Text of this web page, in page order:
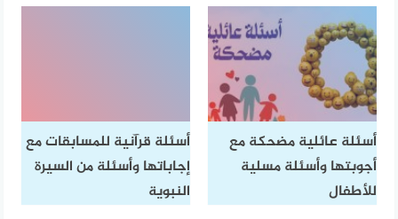
أسئلة عائلية مضحكة مع
أجوبتها وأسئلة مسلية
للأطفال
أسئلة قرآنية للمسابقات مع
إجاباتها وأسئلة من السيرة
النبوية